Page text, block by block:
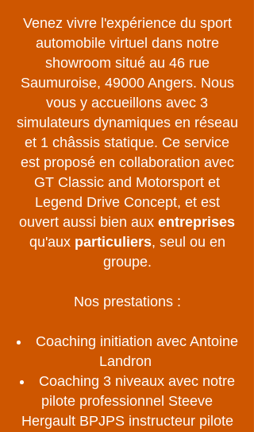
Venez vivre l'expérience du sport
automobile virtuel dans notre
showroom situé au 46 rue
Saumuroise, 49000 Angers. Nous
vous y accueillons avec 3
simulateurs dynamiques en réseau
et 1 châssis statique. Ce service
est proposé en collaboration avec
GT Classic and Motorsport et
Legend Drive Concept, et est
ouvert aussi bien aux entreprises
qu'aux particuliers, seul ou en
groupe.
Nos prestations :
Coaching initiation avec Antoine
Landron
Coaching 3 niveaux avec notre
pilote professionnel Steeve
Hergault BPJPS instructeur pilote